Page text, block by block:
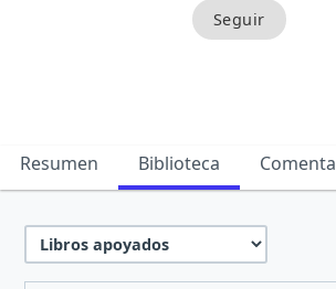
Resumen Biblioteca